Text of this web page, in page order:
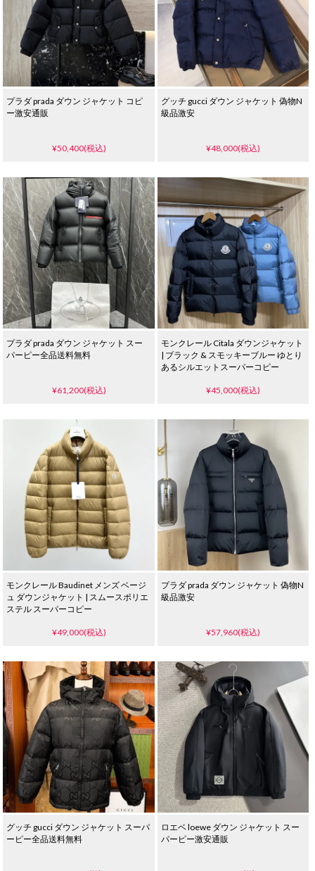
プラダ prada ダウン ジャケット コピ
ー激安通販
¥50,400(税込)
グッチ gucci ダウン ジャケット 偽物N
級品激安
¥48,000(税込)
プラダ prada ダウン ジャケット スー
パーピー全品送料無料
¥61,200(税込)
モンクレール Citala ダウンジャケット
| ブラック & スモッキーブルー ゆとり
あるシルエットスーパーコピー
¥45,000(税込)
モンクレール Baudinet メンズ ベージ
ュ ダウンジャケット | スムースポリエ
ステル スーパーコピー
¥49,000(税込)
プラダ prada ダウン ジャケット 偽物N
級品激安
¥57,960(税込)
グッチ gucci ダウン ジャケット スーパ
ーピー全品送料無料
ロエベ loewe ダウン ジャケット スー
パーピー激安通販